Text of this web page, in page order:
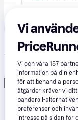
Nålar för
Annons
Vi
Vi och våra157
information på din
för att behandla
åtgärder kräver vi ditt
banderoll-
preferenser och
intresse på sidan för